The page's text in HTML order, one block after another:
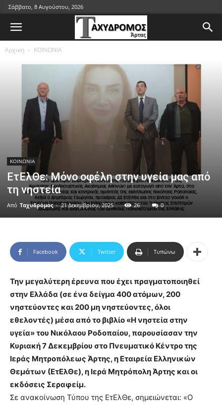
Σάββατο, 8 Αυγούστου, 2026
Αρχική ΚΟΙΝΩΝΙΑ
ΚΟΙΝΩΝΙΑ
ΕτΕλΘε: Μόνο οφέλη στην υγεία μας από
τη νηστεία
Από Ταχυδρόμος - 21 Δεκεμβρίου, 2025 26 0
Facebook Twitter Τυπώνω
Την μεγαλύτερη έρευνα που έχει πραγματοποιηθεί
στην Ελλάδα (σε ένα δείγμα 400 ατόμων, 200
νηστεύοντες και 200 μη νηστεύοντες, όλοι
εθελοντές) μέσα από το βιβλίο «Η νηστεία στην
υγεία» του Νικόλαου Ροδοπαίου, παρουσίασαν την
Κυριακή 7 Δεκεμβρίου στο Πνευματικό Κέντρο της
Ιεράς Μητροπόλεως Άρτης, η Εταιρεία Ελληνικών
Θεμάτων (ΕτΕλΘε), η Ιερά Μητρόπολη Άρτης και οι
εκδόσεις Σεραφείμ.
Σε ανακοίνωση Τύπου της ΕτΕλΘε, σημειώνεται: «Ο